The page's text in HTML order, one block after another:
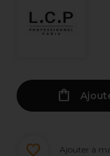
Ajouter à